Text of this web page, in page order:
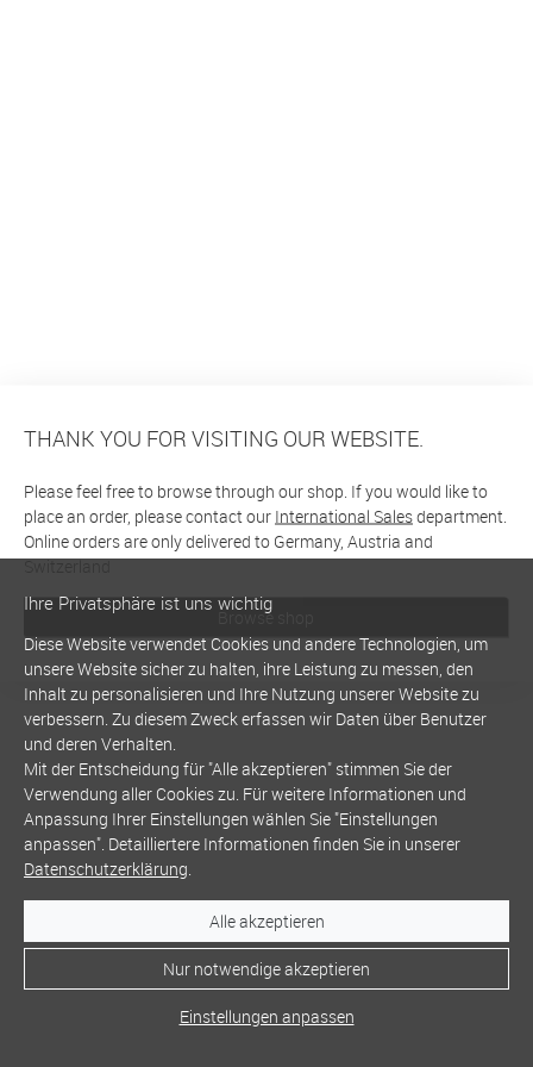
THANK YOU FOR VISITING OUR WEBSITE.
Please feel free to browse through our shop. If you would like to
place an order, please contact our International Salesdepartment.
Online orders are only delivered to Germany, Austria and
Switzerland
Browse shop
Ihre Privatsphäre ist uns wichtig
Diese Website verwendet Cookies und andere Technologien, um
unsere Website sicher zu halten, ihre Leistung zu messen, den
Inhalt zu personalisieren und Ihre Nutzung unserer Website zu
verbessern. Zu diesem Zweck erfassen wir Daten über Benutzer
und deren Verhalten.
Mit der Entscheidung für "Alle akzeptieren" stimmen Sie der
Verwendung aller Cookies zu. Für weitere Informationen und
Anpassung Ihrer Einstellungen wählen Sie "Einstellungen
anpassen". Detailliertere Informationen finden Sie in unserer
Datenschutzerklärung.
Alle akzeptieren
Nur notwendige akzeptieren
Einstellungen anpassen